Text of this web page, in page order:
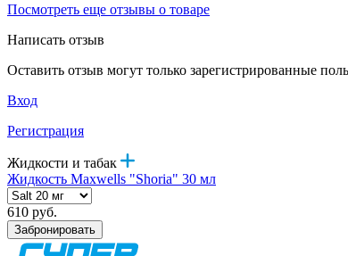
Посмотреть еще отзывы о товаре
Написать отзыв
Оставить отзыв могут только зарегистрированные
Вход
Регистрация
Жидкости и табак
Жидкость Maxwells "Shoria" 30 мл
610 руб.
Забронировать